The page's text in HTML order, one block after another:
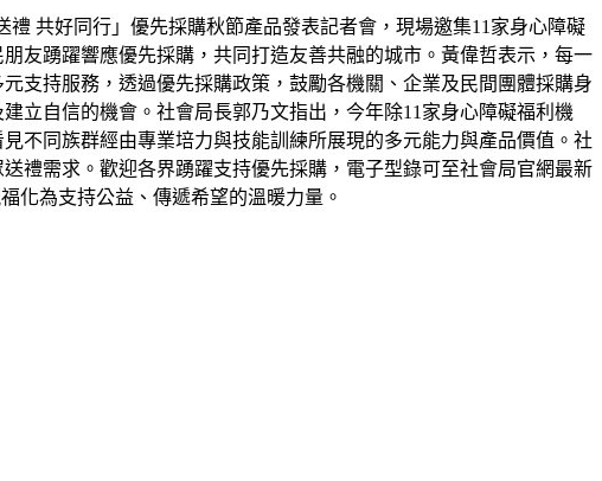
共好同行」優先採購秋節產品發表記者會，現場邀集11家身心障礙
友踴躍響應優先採購，共同打造友善共融的城市。黃偉哲表示，每一
支持服務，透過優先採購政策，鼓勵各機關、企業及民間團體採購身
立自信的機會。社會局長郭乃文指出，今年除11家身心障礙福利機
不同族群經由專業培力與技能訓練所展現的多元能力與產品價值。社
禮需求。歡迎各界踴躍支持優先採購，電子型錄可至社會局官網最新
化為支持公益、傳遞希望的溫暖力量。